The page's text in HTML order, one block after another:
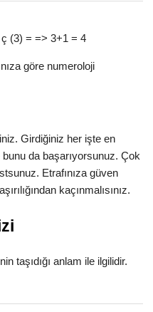
ç (3) = => 3+1 = 4
göre numeroloji
Girdiğiniz her işte en
bunu da başarıyorsunuz. Çok
Etrafınıza güven
kaçınmalısınız.
taşıdığı anlam ile ilgilidir.